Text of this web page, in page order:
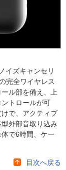
イズキャンセリ
完全ワイヤレス
ル部を備え、上
トロールが可
で、アクティブ
外部音取り込み
で6時間、ケー
目次へ戻る